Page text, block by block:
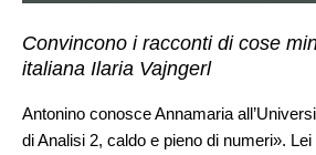
Convincono i racconti di cose
italiana Ilaria Vajngerl
Antonino conosce Annamaria
di Analisi 2, caldo e pieno di numeri».